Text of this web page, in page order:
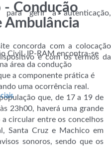
- Condução
Ambulância
Civil, IP-RAM encontra-se
área da condução
a componente prática é
uma ocorrência real.
que, de 17 a 19 de
23h00, haverá uma grande
circular entre os concelhos
Santa Cruz e Machico em
sonoros, sendo que os
para gerir a autenticação,
concorda com a colocação
e com os termos da